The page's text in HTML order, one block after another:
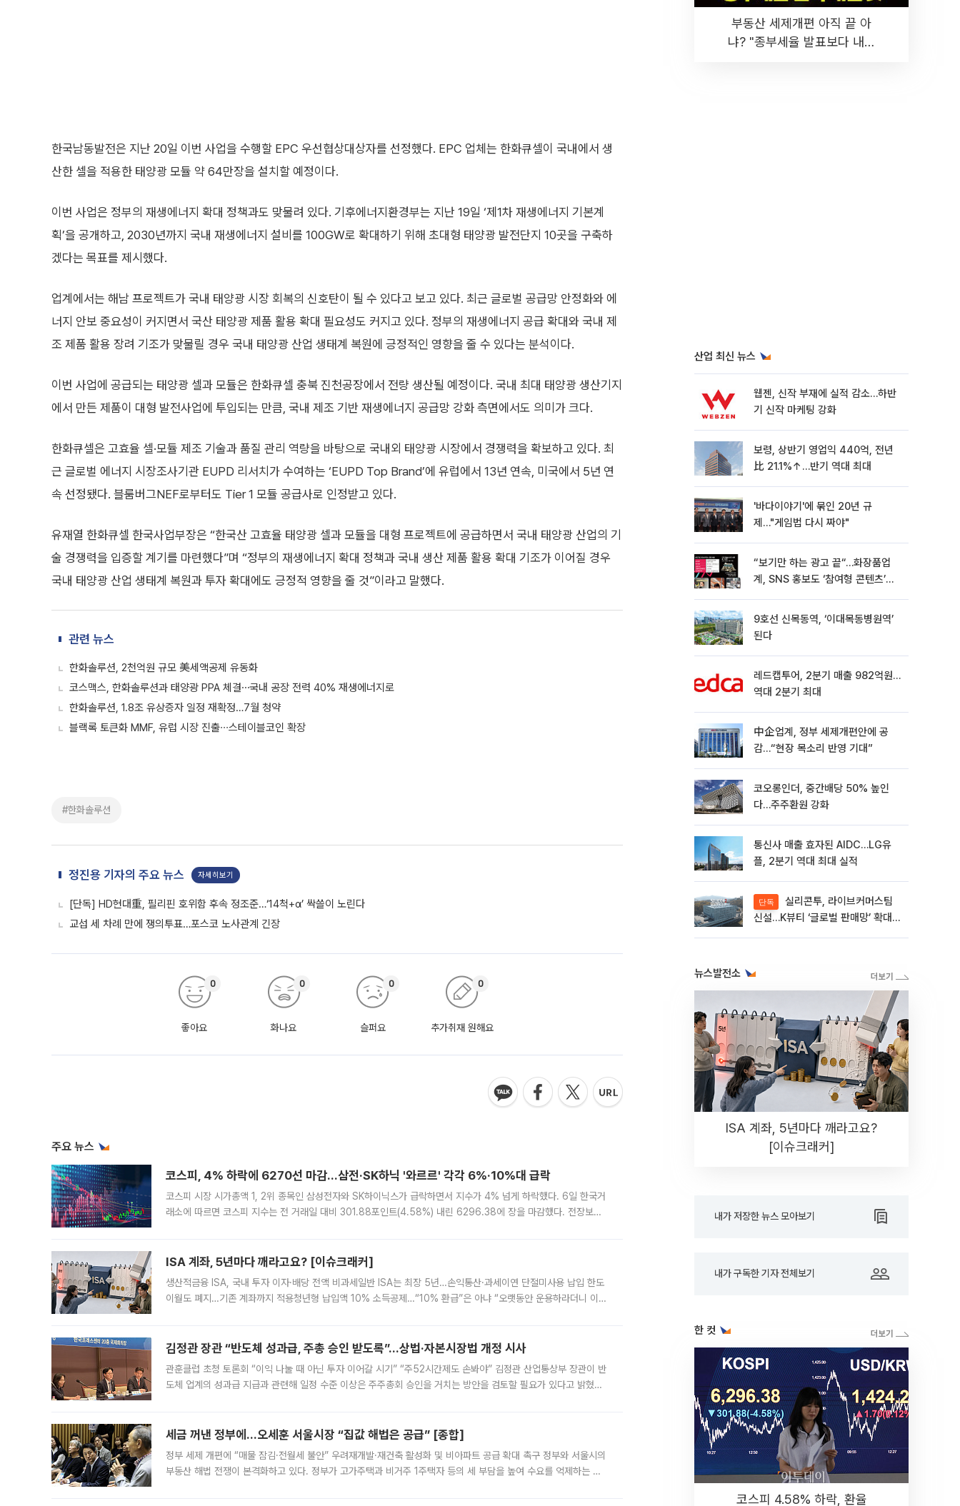
근 글로벌 에너지 시장조사기관 EUPD 리서치가 수여하는 ‘EUPD Top Brand’에 유럽에서 13년 연속, 미국에서 5년 연
속 선정됐다. 블룸버그NEF로부터도 Tier 1 모듈 공급사로 인정받고 있다.
유재열 한화큐셀 한국사업부장은 “한국산 고효율 태양광 셀과 모듈을 대형 프로젝트에 공급하면서 국내 태양광 산업의 기
술 경쟁력을 입증할 계기를 마련했다”며 “정부의 재생에너지 확대 정책과 국내 생산 제품 활용 확대 기조가 이어질 경우
국내 태양광 산업 생태계 복원과 투자 확대에도 긍정적 영향을 줄 것”이라고 말했다.
관련 뉴스
한화솔루션, 2천억원 규모 美세액공제 유동화
한화솔루션, 1.8조 유상증자 일정 재확정…7월 청약
블랙록 토큰화 MMF, 유럽 시장 진출∙∙∙스테이블코인 확장
#한화솔루션
정진용 기자의 주요 뉴스 자세히보기
[단독] HD현대重, 필리핀 호위함 후속 정조준…‘14척+α’ 싹쓸이 노린다
좋아요
0
화나요
코스피 시장 시가총액 1, 2위 종목인 삼성전자와 SK하이닉스가 급락하면서 지수가 4% 넘게 하락했다. 6일 한국거
1.81% 내린 6478.75에 출발한 코스피는 장중 한때 6550.94까지 오르기도 했으나 6238.32까지 밀리기도 했
다. 이날 오전
이월도 폐지…기존 계좌까지 적용청년형 납입액 10% 소득공제…“10% 환급”은 아냐 “오랫동안 운용하라더니 이제
는 5년마다 계좌를 해지하라는 건가요?” ‘만능 절세 통장’으로 불리는 개인종합자산관리계좌(ISA)가 두 갈래로 개
김정관 장관 “반도체 성과급, 주총 승인 받도록”…상법·자본시장법 개정 시사
최근 상법·자본시장법 개정으로 기업 지배구조와 주주권 강화 논의가 이어지는 가운데, 핵심 연구인력에 대한
李 "폭염은 국가적 기후재난"…냉방·전력망 확충 등 예산 반영 주문 [종합]
인프라 확충 계획을 내년도 예산안에 반영하는 방안도 검토하라고 주문했다. 이 대통령은 이날 폭염·가뭄 대
中 딥시크, AI 가격 대폭 인상 예고⋯‘초저가 전략’ 접나
가된다. 블룸버그통신에 따르면 딥시크는 이날 공지를 통해 구체적인 인상 폭은 공개하지 않았지만 상당한 수
반도체 날개 달고 날았다⋯'역대급' 상반기 경상수지 흑자 2000억달러 육박 [종합]
6월 상품수지 흑자 478.9억달러 '역대급'⋯상품수출도 첫 1000억달러대 여행수지도 두 달 연속 흑자 '역대 2
대 기
단독 실리콘투, 라이브커머스팀 신설…K뷰티 ‘글로벌 라방 판매’ 확대
부동산 세제개편 아직 끝 아
냐? "종부세율 발표보다 내릴
산업 최신 뉴스
웹젠, 신작 부재에 실적 감소…하반
기 신작 마케팅 강화
보령, 상반기 영업익 440억, 전년
比 21.1%↑…반기 역대 최대
'바다이야기'에 묶인 20년 규
제…"게임법 다시 짜야"
“보기만 하는 광고 끝“…화장품업
계, SNS 홍보도 ‘참여형 콘텐츠’로
9호선 신목동역, ‘이대목동병원역’
된다
레드캡투어, 2분기 매출 982억원…
역대 2분기 최대
中企업계, 정부 세제개편안에 공
감…“현장 목소리 반영 기대”
코오롱인더, 중간배당 50% 높인
다…주주환원 강화
통신사 매출 효자된 AIDC…LG유
플, 2분기 역대 최대 실적
단독
신설…K뷰티 ‘글로벌 판매망’ 확대
뉴스발전소
ISA 계좌, 5년마다 깨라고요?
[이슈크래커]
내가 저장한 뉴스 모아보기
내가 구독한 기자 전체보기
한 컷
코스피 4.58% 하락, 환율